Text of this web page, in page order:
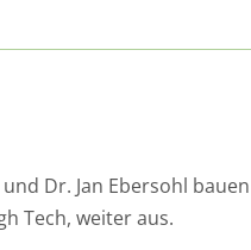
Dr. Jan Ebersohl
Tech, weiter aus.